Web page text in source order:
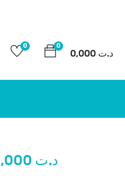
0
د.ت 0,000
0
د.ت